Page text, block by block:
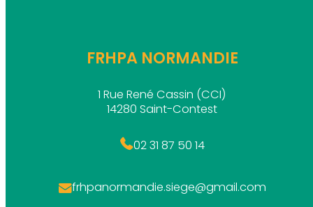
FRHPA NORMANDIE
1 Rue René Cassin (CCI)
14280 Saint-Contest
02 31 87 50 14
frhpanormandie.siege@gmail.com